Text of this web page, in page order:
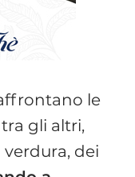
le
gli altri,
verdura, dei